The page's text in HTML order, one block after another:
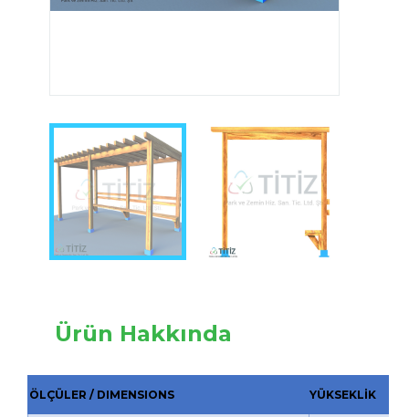
Ürün Hakkında
ÖLÇÜLER / DIMENSIONS YÜKSEKLİK